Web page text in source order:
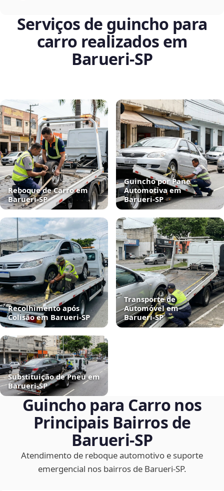
Serviços de guincho para
carro realizados em
Barueri‑SP
Reboque de Carro em
Barueri‑SP
Guincho por Pane
Automotiva em
Barueri‑SP
Recolhimento após
Colisão em Barueri‑SP
Transporte de
Automóvel em
Barueri‑SP
Substituição de Pneu em
Barueri‑SP
Guincho para Carro nos
Principais Bairros de
Barueri‑SP
Atendimento de reboque automotivo e suporte
emergencial nos bairros de Barueri‑SP.